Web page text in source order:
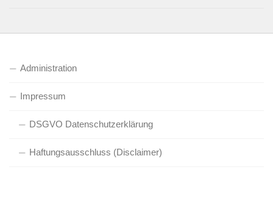
Administration
Impressum
DSGVO Datenschutzerklärung
Haftungsausschluss (Disclaimer)